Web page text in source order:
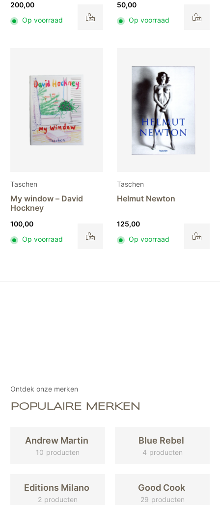
200,00
Op voorraad
50,00
Op voorraad
Taschen
My window – David
Hockney
100,00
Op voorraad
Taschen
Helmut Newton
125,00
Op voorraad
Ontdek onze merken
POPULAIRE MERKEN
Andrew Martin
10
Blue Rebel
4
Editions Milano
2
Good Cook
29